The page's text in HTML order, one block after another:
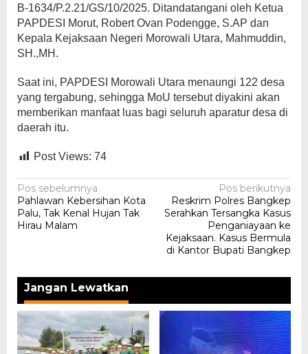
B-1634/P.2.21/GS/10/2025. Ditandatangani oleh Ketua
PAPDESI Morut, Robert Ovan Podengge, S.AP dan
Kepala Kejaksaan Negeri Morowali Utara, Mahmuddin,
SH.,MH.
Saat ini, PAPDESI Morowali Utara menaungi 122 desa
yang tergabung, sehingga MoU tersebut diyakini akan
memberikan manfaat luas bagi seluruh aparatur desa di
daerah itu.
Post Views: 74
Navigasi
pos
Pos sebelumnya
Pahlawan Kebersihan Kota
Palu, Tak Kenal Hujan Tak
Hirau Malam
Pos berikutnya
Reskrim Polres Bangkep
Serahkan Tersangka Kasus
Penganiayaan ke
Kejaksaan. Kasus Bermula
di Kantor Bupati Bangkep
Jangan Lewatkan